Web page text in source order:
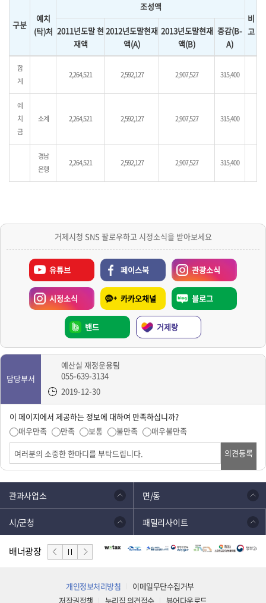
구분
예치
(탁)처
조성액
비
고
2011년도말 현
재액
2012년도말현재
액(A)
2013년도말현재
액(B)
증감(B-
A)
합
계
2,264,521 2,592,127 2,907,527 315,400
예
치
금
소계 2,264,521 2,592,127 2,907,527 315,400
경남
은행
2,264,521 2,592,127 2,907,527 315,400
거제시청 SNS 팔로우하고 시정소식을 받아보세요
유튜브 페이스북 관광소식
시정소식 카카오채널 블로그
밴드 거제랑
담당부서
예산실 재정운용팀
055-639-3134
2019-12-30
이 페이지에서 제공하는 정보에 대하여 만족하십니까?
매우만족
만족 보통 불만족
매우불만족
의견등록
관과사업소 면/동
시/군청 패밀리사이트
배너광장
개인정보처리방침
이메일무단수집거부
저작권정책
누리집 의견접수 뷰어다운로드